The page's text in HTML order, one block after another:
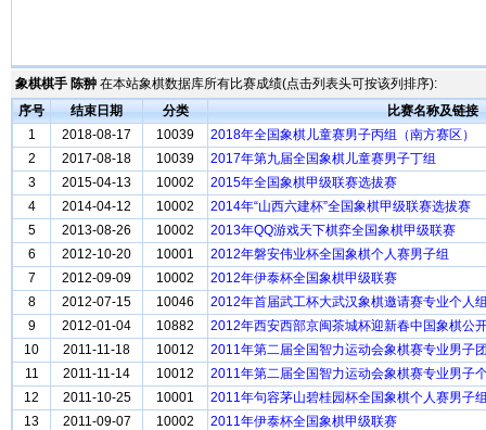
象棋棋手 陈翀 在本站象棋数据库所有比赛成绩(点击列表头可按该列排序):
序号
结束日期 分类
比赛名称及链接
1
2018-08-17 10039
2018年全国象棋儿童赛男子丙组（南方赛区）
2
2017-08-18 10039
2017年第九届全国象棋儿童赛男子丁组
3
2015-04-13 10002
2015年全国象棋甲级联赛选拔赛
4
2014-04-12 10002
2014年“山西六建杯”全国象棋甲级联赛选拔赛
5
2013-08-26 10002
2013年QQ游戏天下棋弈全国象棋甲级联赛
6
2012-10-20 10001
2012年磐安伟业杯全国象棋个人赛男子组
7
2012-09-09 10002
2012年伊泰杯全国象棋甲级联赛
8
2012-07-15 10046
2012年首届武工杯大武汉象棋邀请赛专业个人
9
2012-01-04 10882
2012年西安西部京闽茶城杯迎新春中国象棋公
10
2011-11-18 10012
2011年第二届全国智力运动会象棋赛专业男子
11
2011-11-14 10012
2011年第二届全国智力运动会象棋赛专业男子
12
2011-10-25 10001
2011年句容茅山碧桂园杯全国象棋个人赛男子
13
2011-09-07 10002
2011年伊泰杯全国象棋甲级联赛